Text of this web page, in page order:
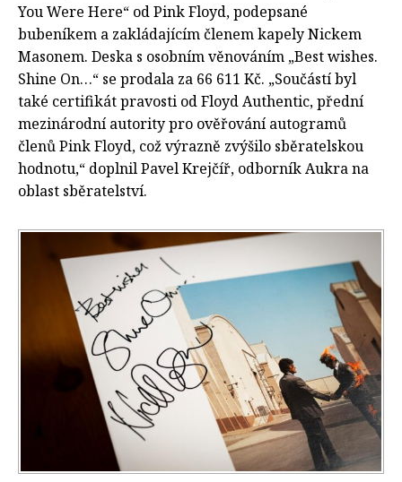
You Were Here“ od Pink Floyd, podepsané
bubeníkem a zakládajícím členem kapely Nickem
Masonem. Deska s osobním věnováním „Best wishes.
Shine On…“ se prodala za 66 611 Kč. „Součástí byl
také certifikát pravosti od Floyd Authentic, přední
mezinárodní autority pro ověřování autogramů
členů Pink Floyd, což výrazně zvýšilo sběratelskou
hodnotu,“ doplnil Pavel Krejčíř, odborník Aukra na
oblast sběratelství.